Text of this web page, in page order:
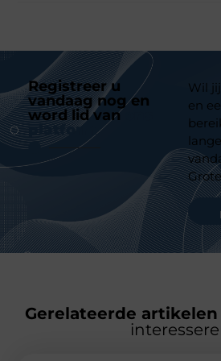
Registreer u
vandaag nog en
word lid van
platform
Wil
en
Gerelateerde artikelen